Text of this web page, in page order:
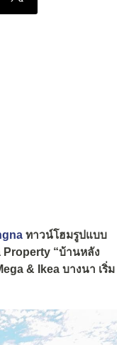
ทาวน์โฮมรูปแบบ
Property “บ้านหลัง
& Ikea บางนา เริ่ม